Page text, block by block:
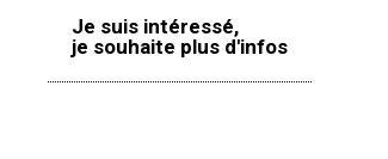
Je suis intéressé,
je souhaite plus d'infos